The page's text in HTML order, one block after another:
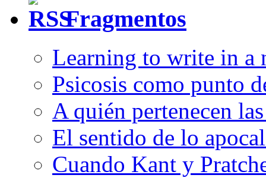
Fragmentos
Learning to write in a
Psicosis como punto
A quién pertenecen
El sentido de lo
Cuando Kant y